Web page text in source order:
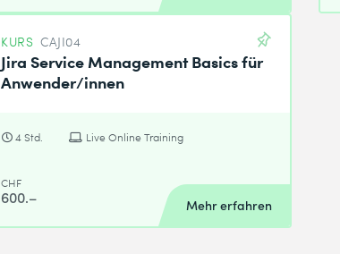
KURS CAJI04
Jira Service Management Basics für
Anwender/innen
4 Std. Live Online Training
CHF
600.– Mehr erfahren